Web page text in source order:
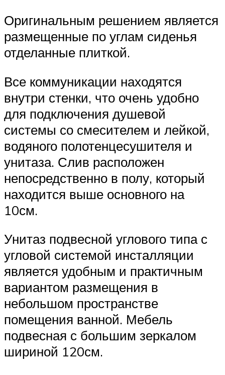
Оригинальным решением является
размещенные по углам сиденья
отделанные плиткой.
Все коммуникации находятся
внутри стенки, что очень удобно
для подключения душевой
системы со смесителем и лейкой,
водяного полотенцесушителя и
унитаза. Слив расположен
непосредственно в полу, который
находится выше основного на
10см.
Унитаз подвесной углового типа с
угловой системой инсталляции
является удобным и практичным
вариантом размещения в
небольшом пространстве
помещения ванной. Мебель
подвесная с большим зеркалом
шириной 120см.